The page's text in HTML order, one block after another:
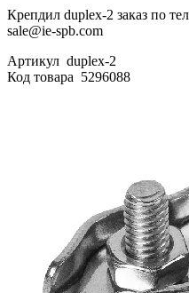
Крепдил duplex-2 заказ по
sale@ie-spb.com
Артикул duplex-2
Код товара 5296088